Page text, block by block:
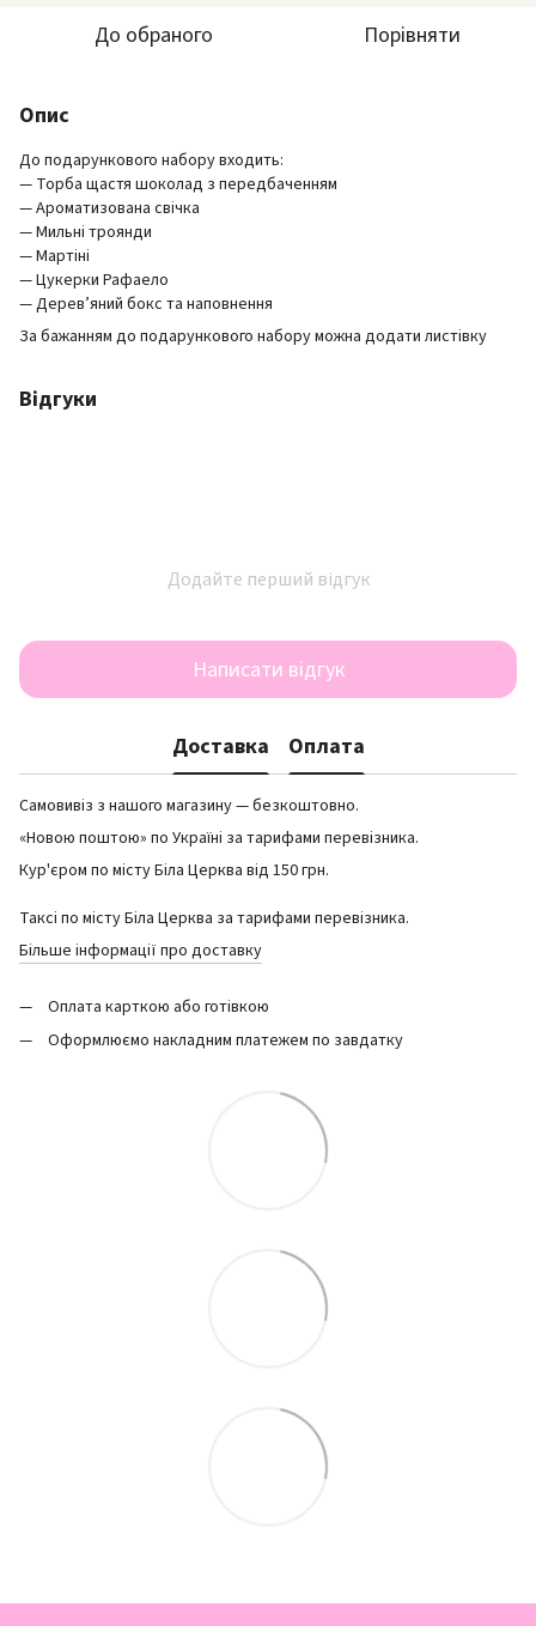
До обраного Порівняти
Опис
До подарункового набору входить:
— Торба щастя шоколад з передбаченням
— Ароматизована свічка
— Мильні троянди
— Мартіні
— Цукерки Рафаело
— Дерев’яний бокс та наповнення
За бажанням до подарункового набору можна додати листівку
Відгуки
Додайте перший відгук
Написати відгук
Доставка Оплата
Самовивіз з нашого магазину — безкоштовно.
«Новою поштою» по Україні за тарифами перевізника.
Кур'єром по місту Біла Церква від 150 грн.
Таксі по місту Біла Церква за тарифами перевізника.
Більше інформації про доставку
Оплата карткою або готівкою
Оформлюємо накладним платежем по завдатку